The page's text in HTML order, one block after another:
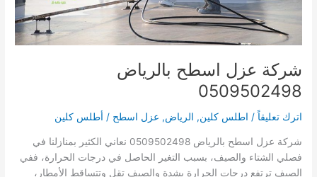
شركة عزل اسطح بالرياض
0509502498
اترك تعليقاً / اطلس كلين, الرياض, عزل اسطح / أطلس كلين
شركة عزل اسطح بالرياض 0509502498 نعاني الكثير بمنازلنا في
فصلي الشتاء والصيف، بسبب التغير الحاصل في درجات الحرارة، ففي
الصيف ترتفع درجات الحرارة بشدة والصيف تقل وتتساقط الأمطار،